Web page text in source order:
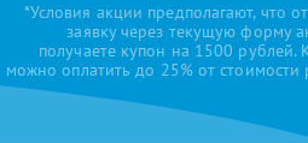
*Условия акции предполагают, что
заявку через текущую форму
получаете купон на 1500 рублей.
можно оплатить до 25% от стоимости